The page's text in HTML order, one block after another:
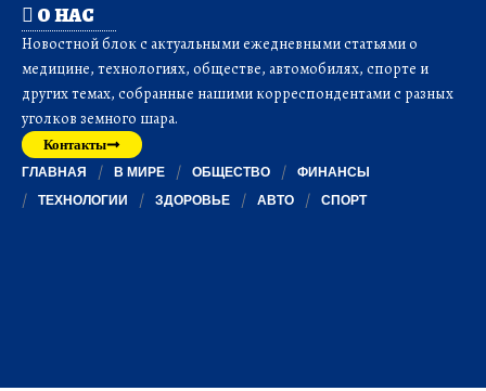
О НАС
Новостной блок с актуальными ежедневными статьями о
медицине, технологиях, обществе, автомобилях, спорте и
других темах, собранные нашими корреспондентами с разных
уголков земного шара.
Контакты
ГЛАВНАЯ В МИРЕ ОБЩЕСТВО
ФИНАНСЫ
ТЕХНОЛОГИИ
ЗДОРОВЬЕ АВТО СПОРТ